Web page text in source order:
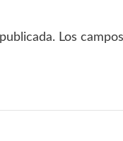
Los